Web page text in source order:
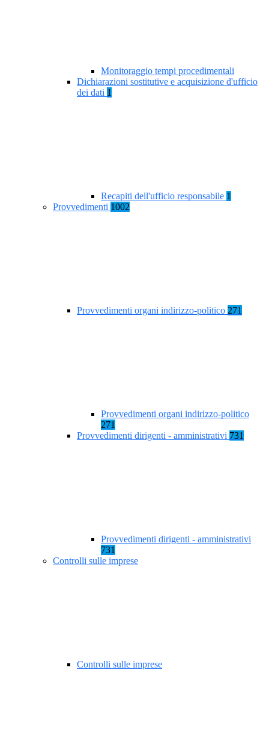
Monitoraggio tempi procedimentali
Dichiarazioni sostitutive e acquisizione d'ufficio
dei dati 1
Recapiti dell'ufficio responsabile 1
Provvedimenti 1002
Provvedimenti organi indirizzo-politico 271
Provvedimenti organi indirizzo-politico
271
Provvedimenti dirigenti - amministrativi 731
Provvedimenti dirigenti - amministrativi
731
Controlli sulle imprese
Controlli sulle imprese